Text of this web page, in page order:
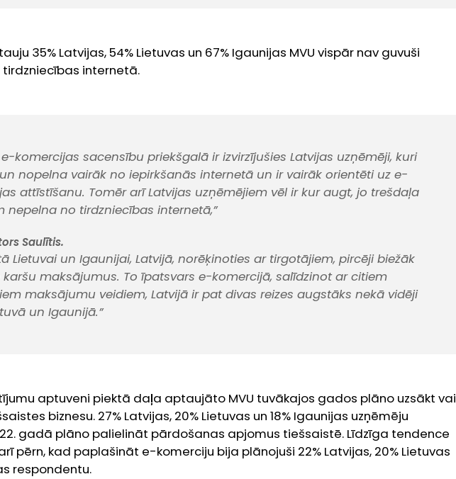
35% Latvijas, 54% Lietuvas un 67% Igaunijas MVU vispār nav guvuši
internetā.
e-komercijas sacensību priekšgalā ir izvirzījušies Latvijas uzņēmēji, kuri
nopelna vairāk no iepirkšanās internetā un ir vairāk orientēti uz e-
attīstīšanu. Tomēr arī Latvijas uzņēmējiem vēl ir kur augt, jo trešdaļa
nepelna no tirdzniecības internetā,”
Saulītis.
Lietuvai un Igaunijai, Latvijā, norēķinoties ar tirgotājiem, pircēji biežāk
maksājumus. To īpatsvars e-komercijā, salīdzinot ar citiem
maksājumu veidiem, Latvijā ir pat divas reizes augstāks nekā vidēji
un Igaunijā.”
aptuveni piektā daļa aptaujāto MVU tuvākajos gados plāno uzsākt vai
biznesu. 27% Latvijas, 20% Lietuvas un 18% Igaunijas uzņēmēju
gadā plāno palielināt pārdošanas apjomus tiešsaistē. Līdzīga tendence
pērn, kad paplašināt e-komerciju bija plānojuši 22% Latvijas, 20% Lietuvas
respondentu.